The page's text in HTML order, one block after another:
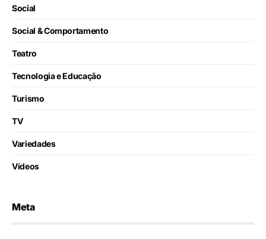
Social
Social & Comportamento
Teatro
Tecnologia e Educação
Turismo
TV
Variedades
Vídeos
Meta